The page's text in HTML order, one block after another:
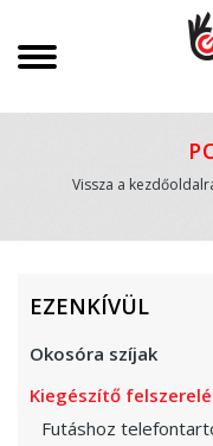
Vissza a
EZENKÍVÜL
Okosóra szíjak
Kiegészítő
Futáshoz